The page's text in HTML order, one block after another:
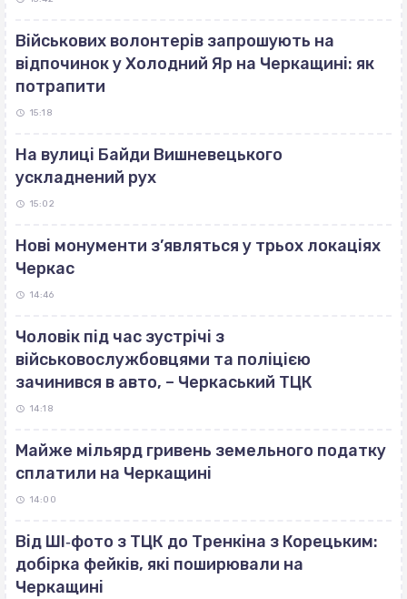
Військових волонтерів запрошують на
відпочинок у Холодний Яр на Черкащині: як
потрапити
15:18
На вулиці Байди Вишневецького
ускладнений рух
15:02
Нові монументи з’являться у трьох локаціях
Черкас
14:46
Чоловік під час зустрічі з
військовослужбовцями та поліцією
зачинився в авто, – Черкаський ТЦК
14:18
Майже мільярд гривень земельного податку
сплатили на Черкащині
14:00
Від ШІ‐фото з ТЦК до Тренкіна з Корецьким:
добірка фейків, які поширювали на
Черкащині